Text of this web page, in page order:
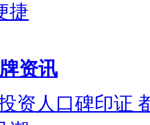
捷
资讯
资人口碑印证